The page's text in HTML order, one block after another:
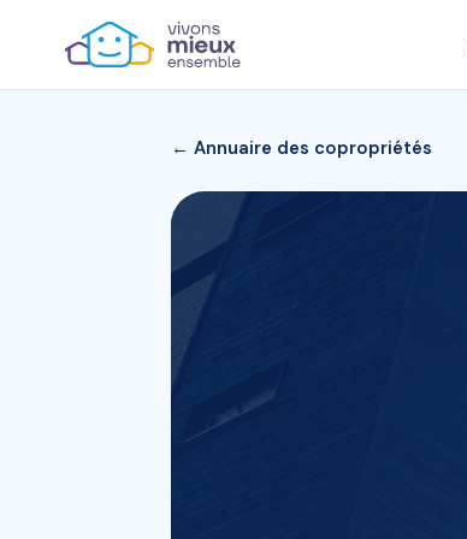
← Annuaire des copropriétés